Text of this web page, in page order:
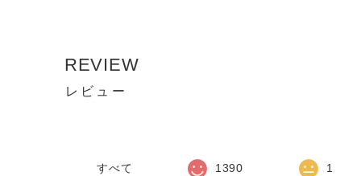
REVIEW
レビュー
すべて 1390 1